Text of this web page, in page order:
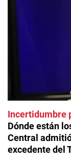
Incertidumbre
Dónde están
Central
excedente del